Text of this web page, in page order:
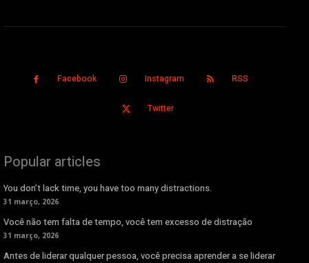
Facebook Instagram RSS
Twitter
Popular articles
You don’t lack time, you have too many distractions.
31 março, 2026
Você não tem falta de tempo, você tem excesso de distração
31 março, 2026
Antes de liderar qualquer pessoa, você precisa aprender a se liderar